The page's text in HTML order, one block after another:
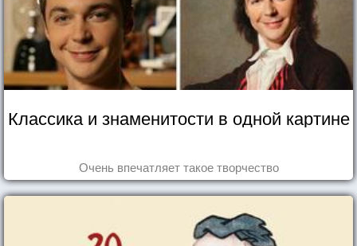
Классика и знаменитости в одной картине
Очень впечатляет такое творчество